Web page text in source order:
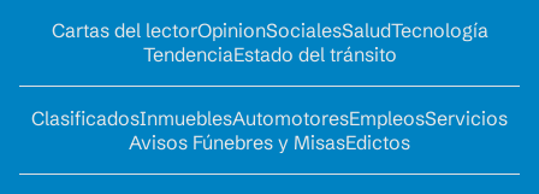
Cartas del lectorOpinionSocialesSaludTecnología
TendenciaEstado del tránsito
ClasificadosInmueblesAutomotoresEmpleosServicios
Avisos Fúnebres y MisasEdictos